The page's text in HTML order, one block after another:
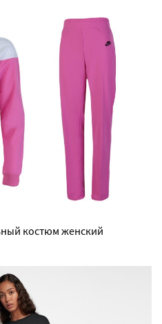
костюм женский